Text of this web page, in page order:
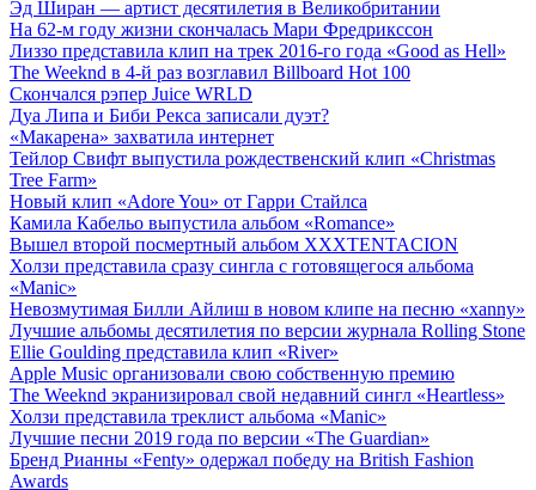
Эд Ширан — артист десятилетия в Великобритании
На 62-м году жизни скончалась Мари Фредрикссон
Лиззо представила клип на трек 2016-го года «Good as Hell»
The Weeknd в 4-й раз возглавил Billboard Hot 100
Скончался рэпер Juice WRLD
Дуа Липа и Биби Рекса записали дуэт?
«Макарена» захватила интернет
Тейлор Свифт выпустила рождественский клип «Christmas
Tree Farm»
Новый клип «Adore You» от Гарри Стайлса
Камила Кабельо выпустила альбом «Romance»
Вышел второй посмертный альбом XXXTENTACION
Холзи представила сразу сингла с готовящегося альбома
«Manic»
Невозмутимая Билли Айлиш в новом клипе на песню «xanny»
Лучшие альбомы десятилетия по версии журнала Rolling Stone
Ellie Goulding представила клип «River»
Apple Music организовали свою собственную премию
The Weeknd экранизировал свой недавний сингл «Heartless»
Холзи представила треклист альбома «Manic»
Лучшие песни 2019 года по версии «The Guardian»
Бренд Рианны «Fenty» одержал победу на British Fashion
Awards